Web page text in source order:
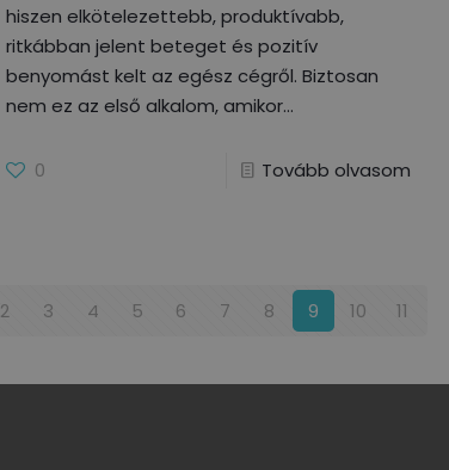
hiszen elkötelezettebb, produktívabb,
ritkábban jelent beteget és pozitív
benyomást kelt az egész cégről. Biztosan
nem ez az első alkalom, amikor
0 Tovább olvasom
2 3 4 5 6 7 8 9 10 11